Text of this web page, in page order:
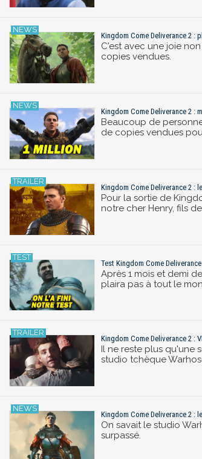
Kingdom Come Deliverance 2 :
C'est avec une joie
copies vendues.
Kingdom Come Deliverance 2 :
Beaucoup de
de copies vendues
Kingdom Come Deliverance 2 :
Pour la sortie de
notre cher Henry, fils
Test Kingdom Come
Après 1 mois et demi
plaira pas à tout le
Kingdom Come Deliverance 2 :
Il ne reste plus qu'une
studio tchèque
Kingdom Come Deliverance 2 :
On savait le studio
surpassé.